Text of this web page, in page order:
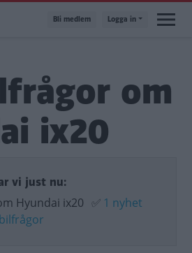
Bli medlem Logga in
om
ix20
vi just nu:
Hyundai ix20 ✅ 1 nyhet